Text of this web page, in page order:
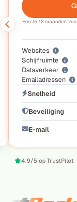
Eerste 12 maanden
Websites
Schijfruimte
Dataverkeer
Emailadressen
Snelheid
Beveiliging
E-mail
4.9/5 op TrustPilot